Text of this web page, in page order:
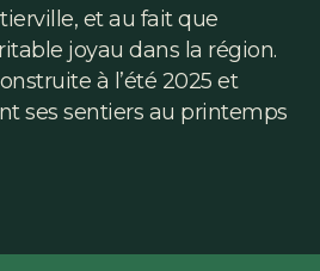
et au fait que
joyau dans la région.
à l’été 2025 et
ses sentiers au printemps